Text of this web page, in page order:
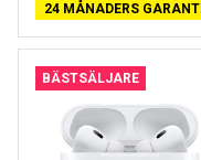
24 MÅNADERS GARANTI
BÄSTSÄLJARE